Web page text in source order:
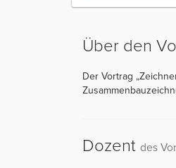
Über den
Der Vortrag
Dozent des